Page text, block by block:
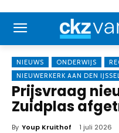
NIEUWS ONDERWIJS
NIEUWERKERK AAN DEN
Prijsvraag
Zuidplas
By Youp Kruithof 1 juli 2026